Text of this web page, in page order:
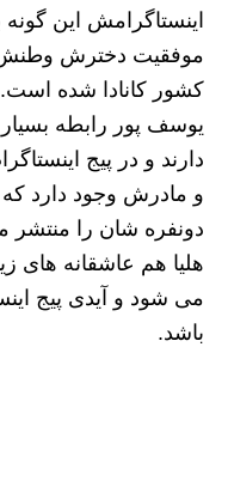
اینستاگرامش این
موفقیت دخترش وطنش
کشور کانادا شده است.
یوسف پور رابطه بسیار
دارند و در پیج
و مادرش وجود دارد
دونفره شان را منتشر
هلیا هم عاشقانه
باشد.